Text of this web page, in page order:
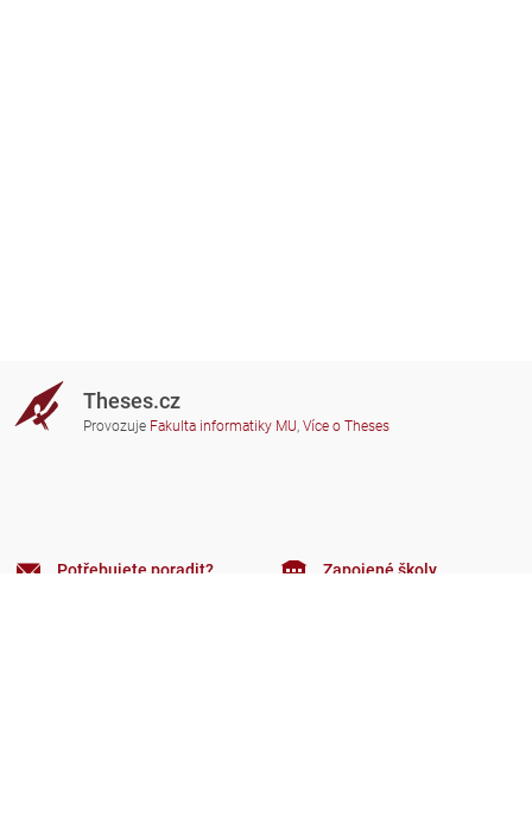
Theses.cz
Provozuje Fakulta informatiky MU, Více o Theses
Potřebujete poradit? Zapojené školy